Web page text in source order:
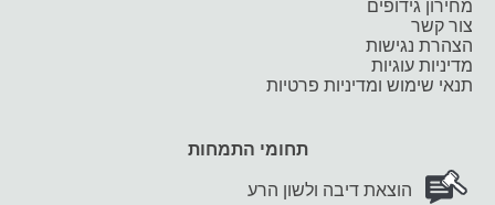
מחירון גידופים
צור קשר
הצהרת נגישות
מדיניות עוגיות
תנאי שימוש ומדיניות פרטיות
תחומי התמחות
הוצאת דיבה ולשון הרע